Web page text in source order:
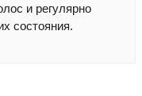
и регулярно
состояния.